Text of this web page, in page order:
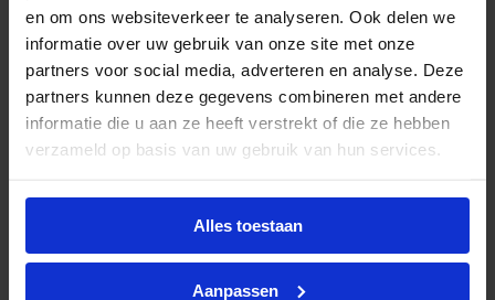
en om ons websiteverkeer te analyseren. Ook delen we
informatie over uw gebruik van onze site met onze
partners voor social media, adverteren en analyse. Deze
partners kunnen deze gegevens combineren met andere
informatie die u aan ze heeft verstrekt of die ze hebben
verzameld op basis van uw gebruik van hun services.
Alles toestaan
Aanpassen
Advies of hulp nodig?
Heb je advies nodig of ben je op zoek naar
helpen je graag met professioneellichtadvies
en zorgen voor de juiste licht oplossing. Aarzel